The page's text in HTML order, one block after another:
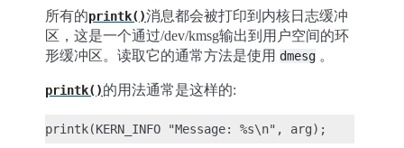
所有的printk()消息都会被打印到内核日志缓冲
区，这是一个通过/dev/kmsg输出到用户空间的环
形缓冲区。读取它的通常方法是使用 dmesg 。
printk()的用法通常是这样的: